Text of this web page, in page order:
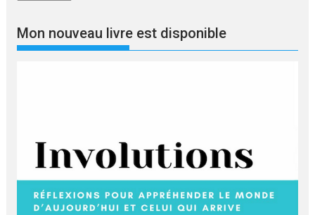
langue
Mon nouveau livre est disponible